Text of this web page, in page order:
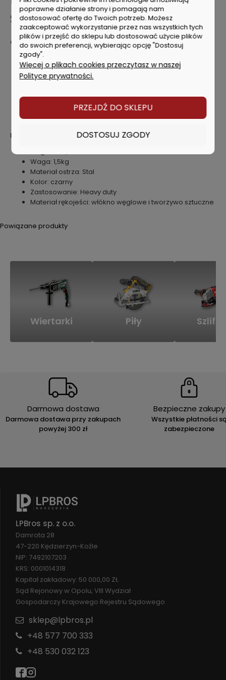
Siekiera 1,5kg Excocore
Cechy produktu:
włókno węglowe zapewnia trwałość tam, gdzie uchwyty
pękają najbardziej
pusta rączka dla lekkiej i wyważonej dźwigni uderzenia
głębokie cięcie i lepsze uwalnianie z materiału
optymalne wyważenie i stosunek mocy zapewnia dużą
prędkość uderzenia
Dane techniczne:
Waga: 1,5kg
Materiał ostrza: Stal
Kolor: czarny
Zastosowanie: Heavy duty
Materiał rękojeści: włókno węglowe i tworzywo sztuczne
Powiązane produkty
Wiertarki Piły
Darmowa dostawa
Darmowa dostawa przy zakupach
powyżej 300 zł
Bezpieczne zakupy
Wszystkie płatności
zabezpieczone
LPBros sp. z o.o.
Damrota 28
47-220 Kędzierzyn-Koźle
NIP: 7492107203
KRS: 0001014318
Kapitał zakładowy: 50 000,00 ZŁ
Sąd Rejonowy w Opolu, VIII Wydział
Gospodarczy Krajowego Rejestru Sądowego
sklep@lpbros.pl
+48 577 700 333
+48 530 032 123
poprawne działanie strony i pomagają nam
dostosować ofertę do Twoich potrzeb. Możesz
zaakceptować wykorzystanie przez nas wszystkich tych
plików i przejść do sklepu lub dostosować użycie plików
do swoich preferencji, wybierając opcję "Dostosuj
zgody".
Więcej o plikach cookies przeczytasz w naszej
Polityce prywatności.
PRZEJDŹ DO SKLEPU
DOSTOSUJ ZGODY